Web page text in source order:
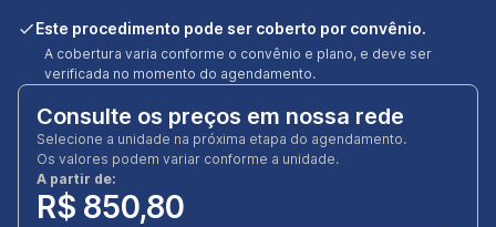
Este procedimento pode ser coberto por convênio.
A cobertura varia conforme o convênio e plano, e deve ser
verificada no momento do agendamento.
Consulte os preços em nossa rede
Selecione a unidade na próxima etapa do agendamento.
Os valores podem variar conforme a unidade.
A partir de:
R$ 850,80